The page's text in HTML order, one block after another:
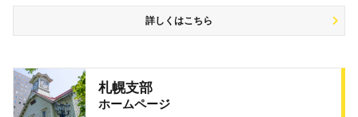
詳しくはこちら
札幌支部
ホームページ